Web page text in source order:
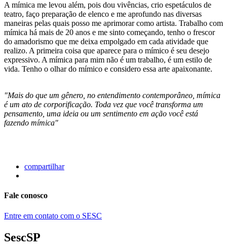
A mímica me levou além, pois dou vivências, crio espetáculos de
teatro, faço preparação de elenco e me aprofundo nas diversas
maneiras pelas quais posso me aprimorar como artista. Trabalho com
mímica há mais de 20 anos e me sinto começando, tenho o frescor
do amadorismo que me deixa empolgado em cada atividade que
realizo. A primeira coisa que aparece para o mímico é seu desejo
expressivo. A mímica para mim não é um trabalho, é um estilo de
vida. Tenho o olhar do mímico e considero essa arte apaixonante.
"Mais do que um gênero, no entendimento contemporâneo, mímica
é um ato de corporificação. Toda vez que você transforma um
pensamento, uma ideia ou um sentimento em ação você está
fazendo mímica"
compartilhar
Fale conosco
Entre em contato com o SESC
SescSP